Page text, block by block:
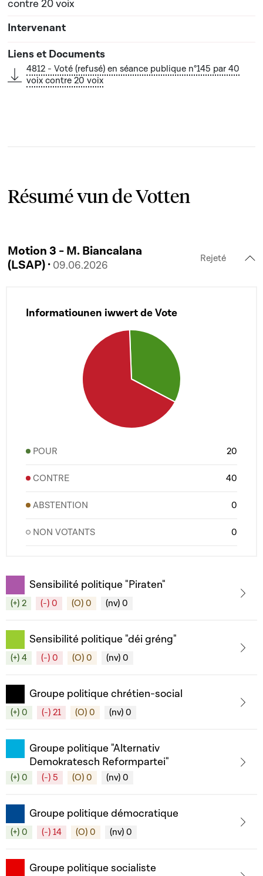
contre 20 voix
4812 - Voté (refusé) en séance publique n°145 par 40
voix contre 20 voix
Résumé vun de Votten
Motion 3 - M. Biancalana
(LSAP) · 09.06.2026
Rejeté
Informatiounen iwwert de Vote
POUR 20
CONTRE 40
ABSTENTION 0
NON VOTANTS 0
Sensibilité politique "Piraten"
(+) 2 (-) 0 (O) 0 (nv) 0
Sensibilité politique "déi gréng"
(+) 4 (-) 0 (O) 0 (nv) 0
Groupe politique chrétien-social
(+) 0 (-) 21 (O) 0 (nv) 0
Groupe politique "Alternativ
Demokratesch Reformpartei"
(+) 0 (-) 5 (O) 0 (nv) 0
Groupe politique démocratique
(+) 0 (-) 14 (O) 0 (nv) 0
Groupe politique socialiste